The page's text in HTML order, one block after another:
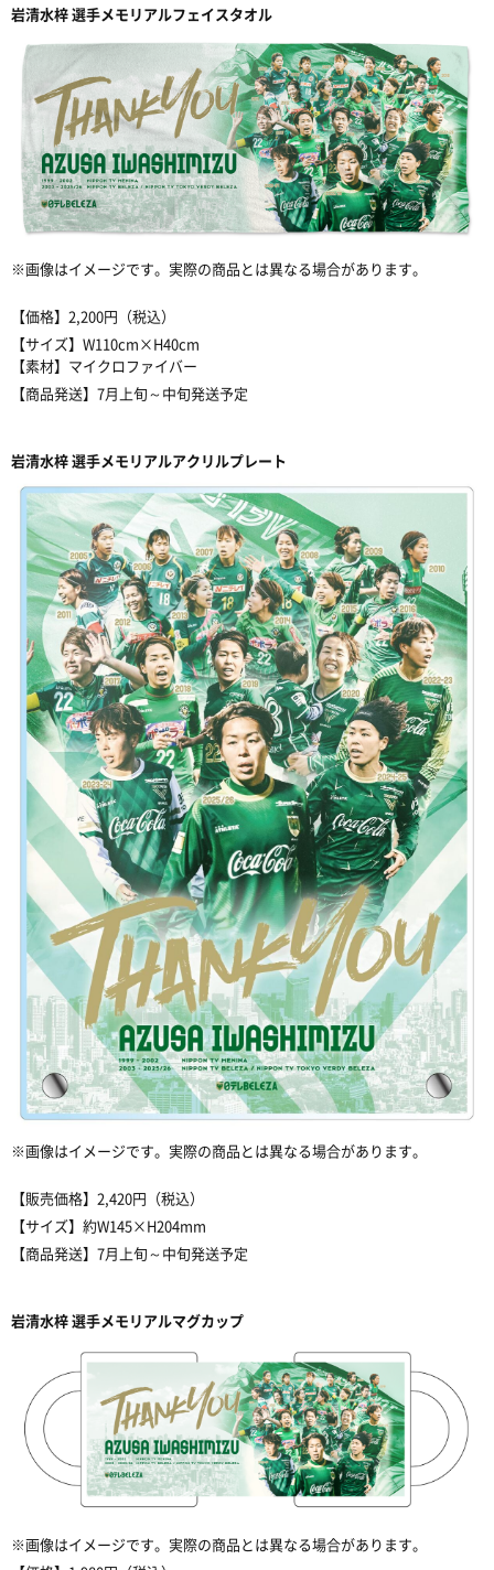
岩清水梓 選手メモリアルフェイスタオル
※画像はイメージです。実際の商品とは異なる場合があります。
【価格】2,200円（税込）
【サイズ】W110cm×H40cm
【素材】マイクロファイバー
【商品発送】7月上旬～中旬発送予定
岩清水梓 選手メモリアルアクリルプレート
※画像はイメージです。実際の商品とは異なる場合があります。
【販売価格】2,420円（税込）
【サイズ】約W145×H204mm
【商品発送】7月上旬～中旬発送予定
岩清水梓 選手メモリアルマグカップ
※画像はイメージです。実際の商品とは異なる場合があります。